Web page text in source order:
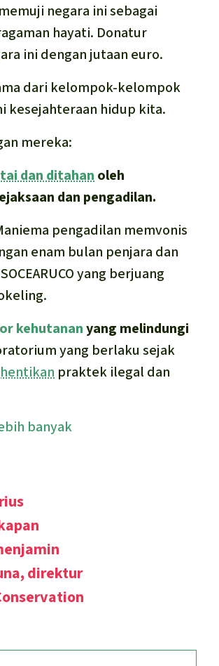
negara ini sebagai
hayati. Donatur
ini dengan jutaan euro.
dari kelompok-kelompok
kesejahteraan hidup kita.
mereka:
dan ditahan oleh
dan pengadilan.
pengadilan memvonis
enam bulan penjara dan
yang berjuang
kehutananyang melindungi
yang berlaku sejak
praktek ilegal dan
banyak
direktur